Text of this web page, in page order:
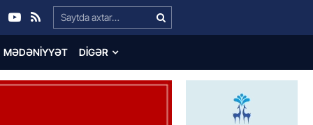
Search…
MƏDƏNIYYƏT DIGƏR